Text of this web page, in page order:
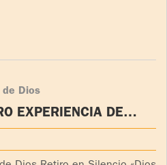
de Dios
EXPERIENCIA DE